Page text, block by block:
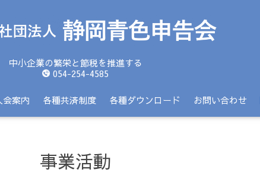
中小企業の繁栄と節税を推進する
054-254-4585
会案内 各種共済制度 各種ダウンロード お問い合わせ
事業活動